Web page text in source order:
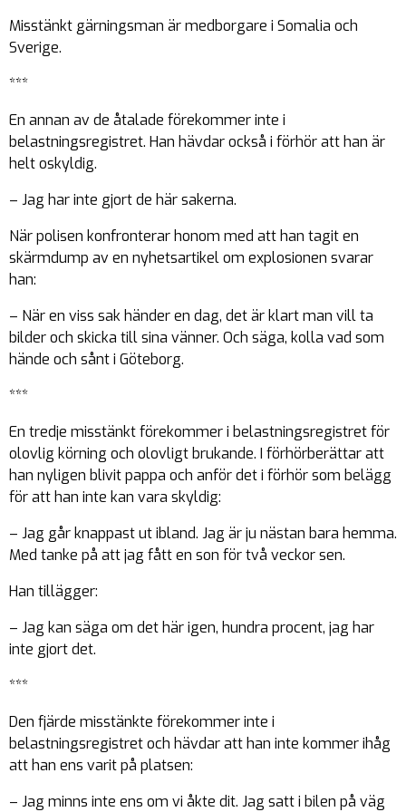
Misstänkt gärningsman är medborgare i Somalia och
Sverige.
***
En annan av de åtalade förekommer inte i
belastningsregistret. Han hävdar också i förhör att han är
helt oskyldig.
– Jag har inte gjort de här sakerna.
När polisen konfronterar honom med att han tagit en
skärmdump av en nyhetsartikel om explosionen svarar
han:
– När en viss sak händer en dag, det är klart man vill ta
bilder och skicka till sina vänner. Och säga, kolla vad som
hände och sånt i Göteborg.
***
En tredje misstänkt förekommer i belastningsregistret för
olovlig körning och olovligt brukande. I förhörberättar att
han nyligen blivit pappa och anför det i förhör som belägg
för att han inte kan vara skyldig:
– Jag går knappast ut ibland. Jag är ju nästan bara hemma.
Med tanke på att jag fått en son för två veckor sen.
Han tillägger:
– Jag kan säga om det här igen, hundra procent, jag har
inte gjort det.
***
Den fjärde misstänkte förekommer inte i
belastningsregistret och hävdar att han inte kommer ihåg
att han ens varit på platsen:
– Jag minns inte ens om vi åkte dit. Jag satt i bilen på väg